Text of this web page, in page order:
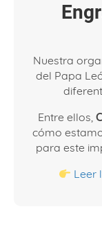
Nuestra
del Papa
Entre ellos,
cómo
para este
Leer